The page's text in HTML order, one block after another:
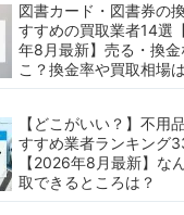
図書カード・図書券の
すすめの買取業者14選
年8月最新】売る・換
こ？換金率や買取相場
【どこがいい？】不用
すすめ業者ランキング
【2026年8月最新】な
取できるところは？